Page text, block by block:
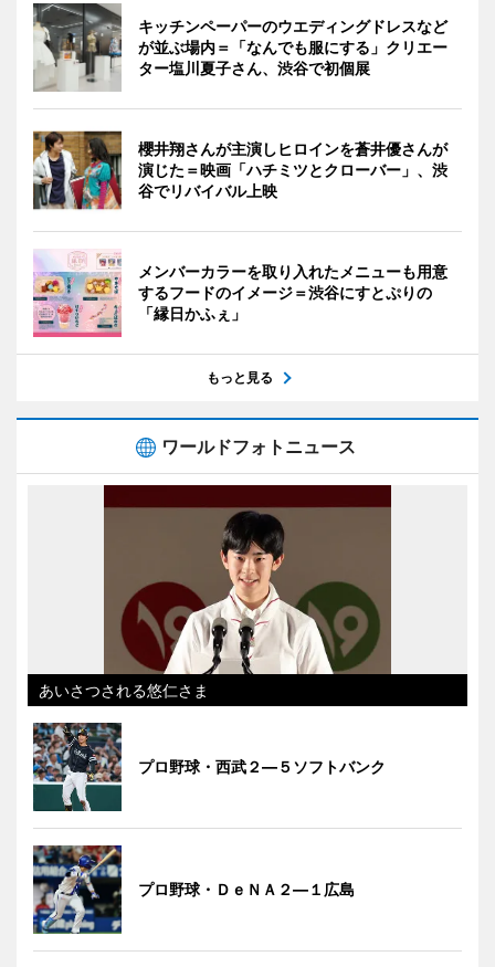
キッチンペーパーのウエディングドレスなど
が並ぶ場内＝「なんでも服にする」クリエー
ター塩川夏子さん、渋谷で初個展
櫻井翔さんが主演しヒロインを蒼井優さんが
演じた＝映画「ハチミツとクローバー」、渋
谷でリバイバル上映
メンバーカラーを取り入れたメニューも用意
するフードのイメージ＝渋谷にすとぷりの
「縁日かふぇ」
もっと見る
ワールドフォトニュース
あいさつされる悠仁さま
プロ野球・西武２―５ソフトバンク
プロ野球・ＤｅＮＡ２―１広島